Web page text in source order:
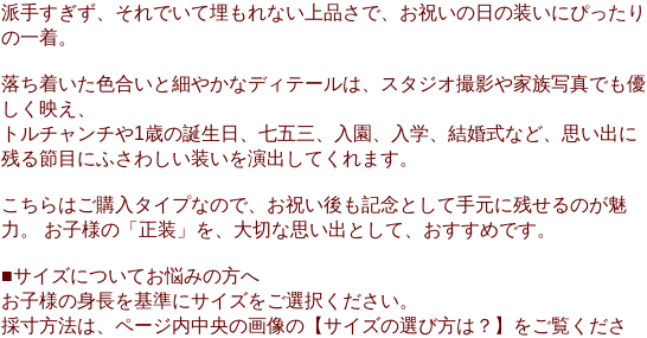
派手すぎず、それでいて埋もれない上品さで、お祝いの日の装いにぴったり
の一着。
落ち着いた色合いと細やかなディテールは、スタジオ撮影や家族写真でも優
しく映え、
トルチャンチや1歳の誕生日、七五三、入園、入学、結婚式など、思い出に
残る節目にふさわしい装いを演出してくれます。
こちらはご購入タイプなので、お祝い後も記念として手元に残せるのが魅
力。 お子様の「正装」を、大切な思い出として、おすすめです。
■サイズについてお悩みの方へ
お子様の身長を基準にサイズをご選択ください。
採寸方法は、ページ内中央の画像の【サイズの選び方は？】をご覧くださ